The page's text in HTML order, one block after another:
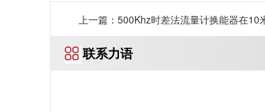
上一篇：500Khz时差法流量计换能器在10
强？-[力语超声]
联系力语